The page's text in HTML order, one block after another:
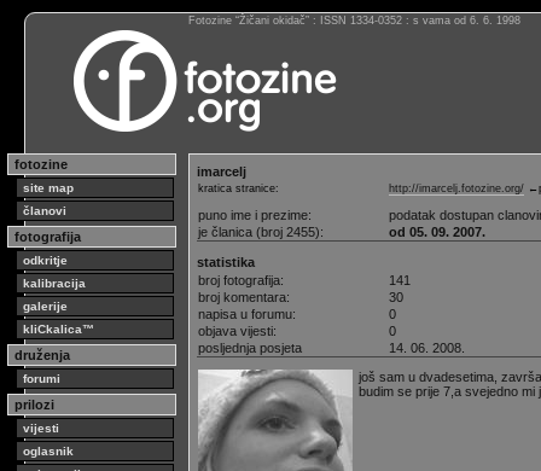
Fotozine “Žičani okidač” : ISSN 1334-0352 : s vama od 6. 6. 1998
fotozine
site map
članovi
fotografija
odkritje
kalibracija
galerije
kliCkalica™
druženja
forumi
prilozi
vijesti
oglasnik
imarcelj
kratica stranice: http://imarcelj.fotozine.org/
puno ime i prezime:
podatak dostupan
je članica (broj 2455):
od 05. 09. 2007.
statistika
broj fotografija:
141
broj komentara:
30
napisa u forumu:
0
objava vijesti:
0
posljednja posjeta
14. 06. 2008.
još sam u dvadesetima,
budim se prije 7,a svejedno mi